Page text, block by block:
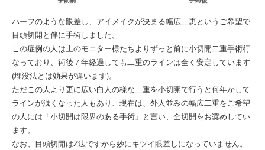
ハーフのような眼差し、アイメイクが決まる幅広二恵というご希望で
目頭切開と伴に手術しました。
この症例の人は上のモニター様たちよりずっと前に小切開二重手術行
なっており、術後７年経過しても二重のラインは全く安定しています
(埋没法とは効果が違います)。
ただこの人より更に広い白人の様な二重を小切開で行うと何年かして
ラインが浅くなった人もあり、現在は、外人並みの幅広二重をご希望
の人には「小切開は限界のある手術」と言い、全切開をお奨めしてい
ます。
なお、目頭切開はZ法ですから妙にキツイ眼差しになっていません。